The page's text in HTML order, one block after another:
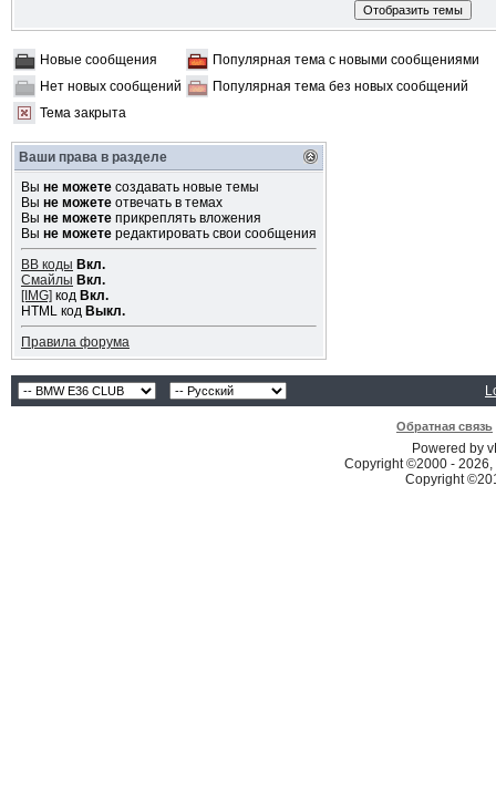
Новые сообщения
Популярная тема с новыми сообщениями
Нет новых сообщений
Популярная тема без новых сообщений
Тема закрыта
Ваши права в разделе
Вы не можетесоздавать новые темы
Вы не можетеотвечать в темах
Вы не можетеприкреплять вложения
Вы не можетередактировать свои сообщения
BB коды Вкл.
Смайлы Вкл.
[IMG] код Вкл.
HTML код Выкл.
Правила форума
Обратная связь
Powered by
Copyright ©2000 -
Copyright